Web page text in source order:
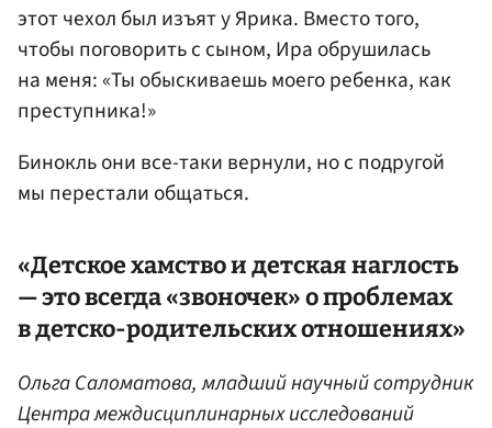
этот чехол был изъят у Ярика. Вместо того,
чтобы поговорить с сыном, Ира обрушилась
на меня: «Ты обыскиваешь моего ребенка, как
преступника!»
Бинокль они все-таки вернули, но с подругой
мы перестали общаться.
«Детское хамство и детская наглость
— это всегда «звоночек» о проблемах
в детско-родительских отношениях»
Ольга Саломатова, младший научный сотрудник
Центра междисциплинарных исследований